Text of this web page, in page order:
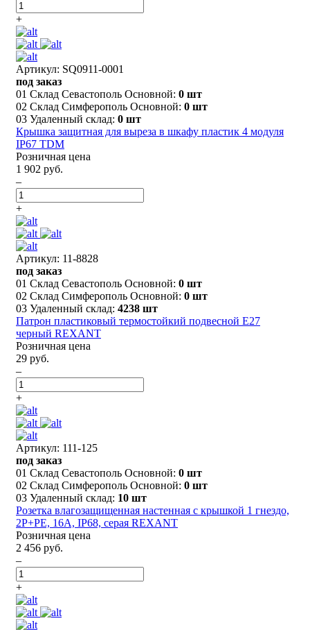
+
Артикул: SQ0911-0001
под заказ
01 Склад Севастополь Основной: 0 шт
02 Склад Симферополь Основной: 0 шт
03 Удаленный склад: 0 шт
Крышка защитная для выреза в шкафу пластик 4 модуля
IP67 TDM
Розничная цена
1 902 руб.
–
+
Артикул: 11-8828
под заказ
01 Склад Севастополь Основной: 0 шт
02 Склад Симферополь Основной: 0 шт
03 Удаленный склад: 4238 шт
Патрон пластиковый термостойкий подвесной Е27
черный REXANT
Розничная цена
29 руб.
–
+
Артикул: 111-125
под заказ
01 Склад Севастополь Основной: 0 шт
02 Склад Симферополь Основной: 0 шт
03 Удаленный склад: 10 шт
Розетка влагозащищенная настенная с крышкой 1 гнездо,
2Р+РЕ, 16А, IP68, серая REXANT
Розничная цена
2 456 руб.
–
+